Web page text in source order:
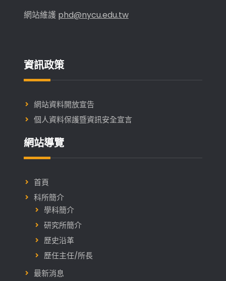
網站維護 phd@nycu.edu.tw
資訊政策
網站資料開放宣告
個人資料保護暨資訊安全宣言
網站導覽
首頁
科所簡介
學科簡介
研究所簡介
歷史沿革
歷任主任/所長
最新消息